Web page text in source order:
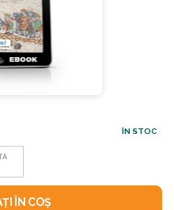
ÎN STOC
ÎN COȘ